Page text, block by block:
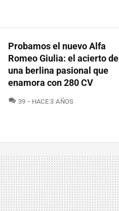
Probamos el nuevo Alfa
Romeo Giulia: el acierto de
una berlina pasional que
enamora con 280 CV
39 COMENTARIOS
HACE 3 AÑOS